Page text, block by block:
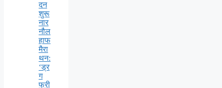
दन
शुरू
नार
नौल
हाफ
मैरा
थन:
‘ड्र
ग
फ्री